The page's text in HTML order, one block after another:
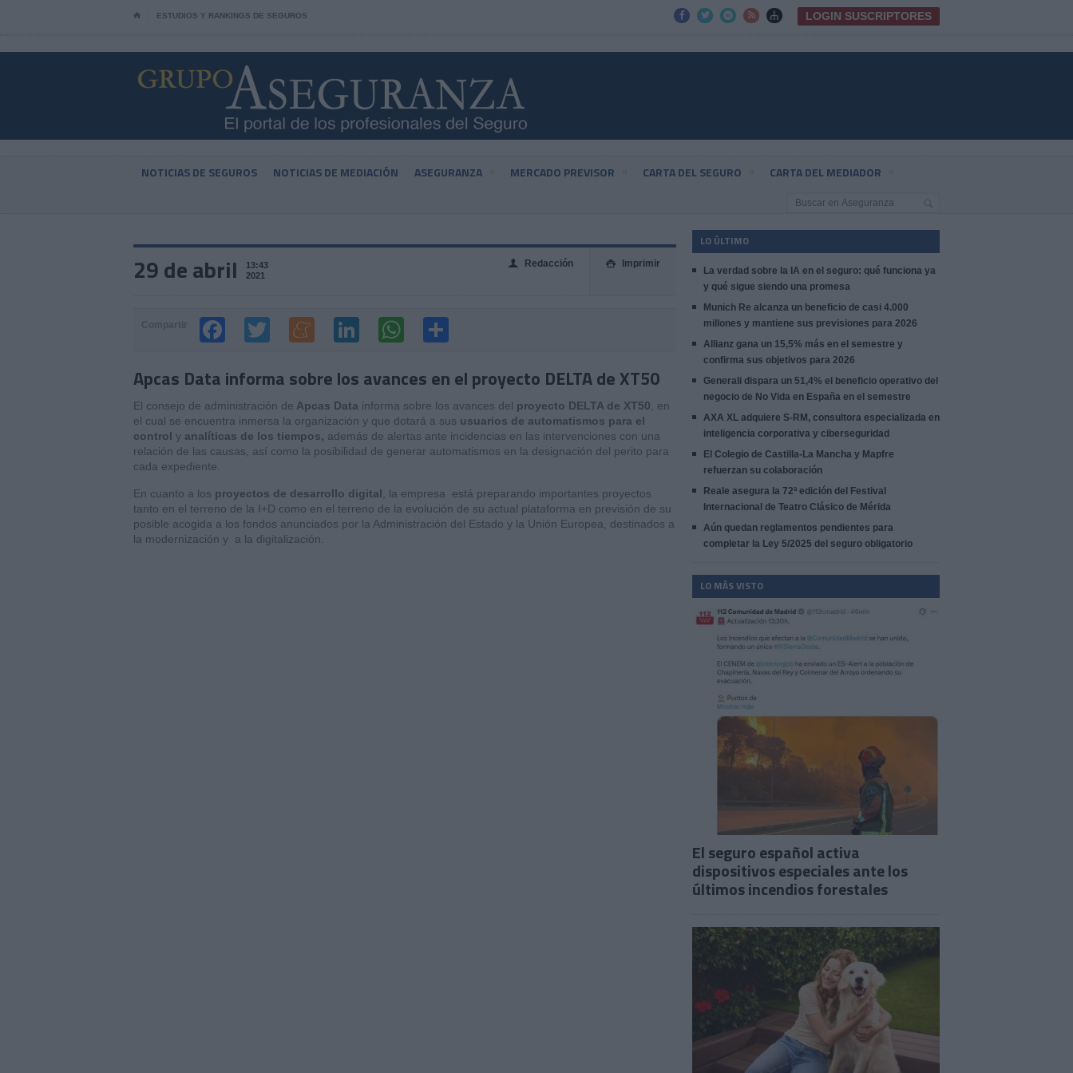
⌂ ESTUDIOS Y RANKINGS DE SEGUROS      LOGIN SUSCRIPTORES
NOTICIAS DE SEGUROS NOTICIAS DE MEDIACIÓN ASEGURANZA MERCADO PREVISOR CARTA DEL SEGURO CARTA DEL MEDIADOR
29 de abril
13:43
2021
 Imprimir
👤 Redacción
Apcas Data informa sobre los avances en el proyecto DELTA de XT50
El consejo de administración de Apcas Data informa sobre los avances del proyecto DELTA de XT50 , en
el cual se encuentra inmersa la organización y que dotará a sus usuarios de automatismos para el
control y analíticas de los tiempos, además de alertas ante incidencias en las intervenciones con una
relación de las causas, así como la posibilidad de generar automatismos en la designación del perito para
cada expediente.
En cuanto a los proyectos de desarrollo digital , la empresa está preparando importantes proyectos
tanto en el terreno de la I+D como en el terreno de la evolución de su actual plataforma en previsión de su
posible acogida a los fondos anunciados por la Administración del Estado y la Unión Europea, destinados a
la modernización y a la digitalización.
LO ÚLTIMO
La verdad sobre la IA en el seguro: qué funciona ya
y qué sigue siendo una promesa
Munich Re alcanza un beneficio de casi 4.000
millones y mantiene sus previsiones para 2026
Allianz gana un 15,5% más en el semestre y
confirma sus objetivos para 2026
Generali dispara un 51,4% el beneficio operativo del
negocio de No Vida en España en el semestre
AXA XL adquiere S-RM, consultora especializada en
inteligencia corporativa y ciberseguridad
El Colegio de Castilla-La Mancha y Mapfre
refuerzan su colaboración
Reale asegura la 72ª edición del Festival
Internacional de Teatro Clásico de Mérida
Aún quedan reglamentos pendientes para
completar la Ley 5/2025 del seguro obligatorio
LO MÁS VISTO
El seguro español activa
dispositivos especiales ante los
últimos incendios forestales